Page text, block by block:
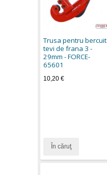
Trusa pentru bercuit
tevi de frana 3 -
29mm - FORCE-
65601
10,20 €
În căruţ